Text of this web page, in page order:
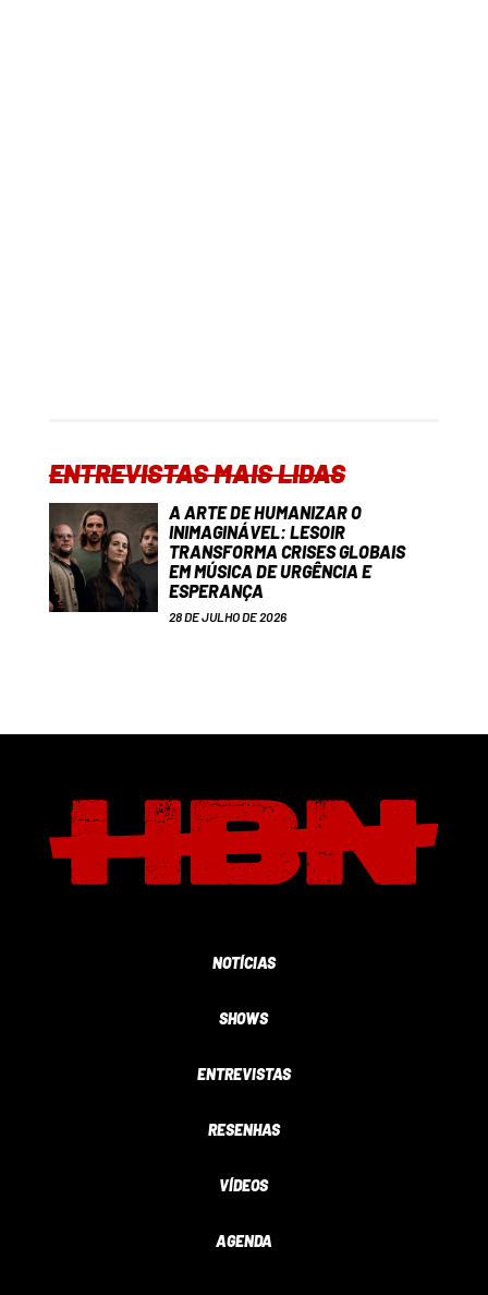
ENTREVISTAS MAIS LIDAS
A ARTE DE HUMANIZAR O
INIMAGINÁVEL: LESOIR
TRANSFORMA CRISES GLOBAIS
EM MÚSICA DE URGÊNCIA E
ESPERANÇA
28 DE JULHO DE 2026
NOTÍCIAS
SHOWS
ENTREVISTAS
RESENHAS
VÍDEOS
AGENDA